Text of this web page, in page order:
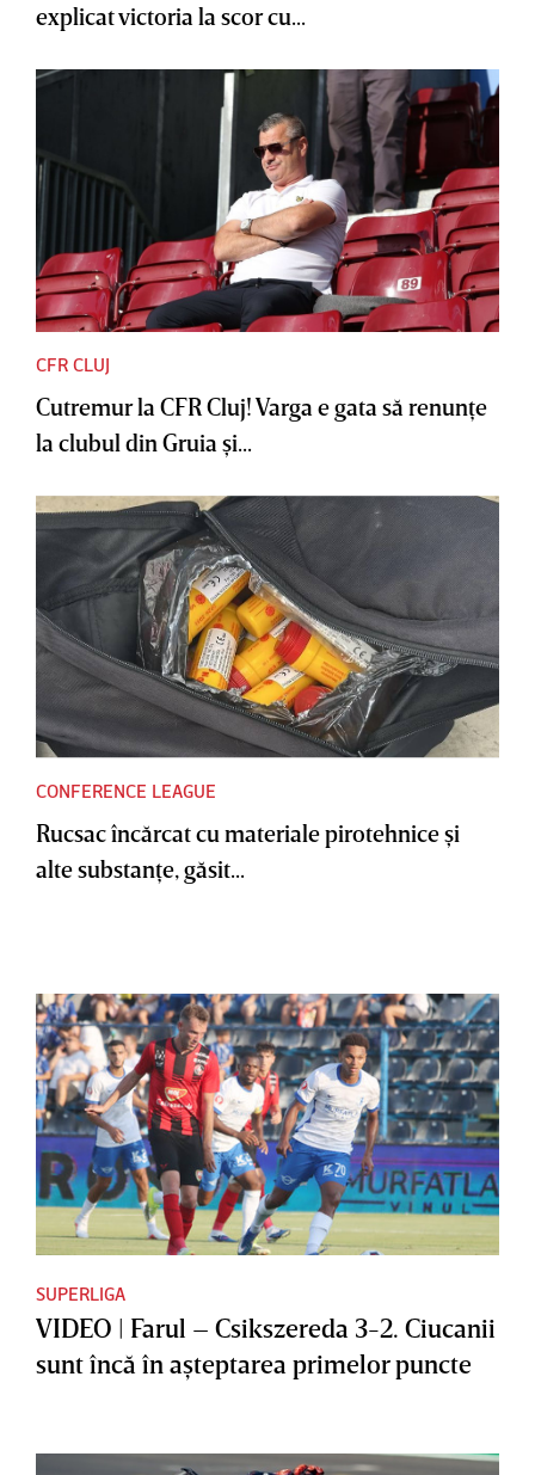
explicat victoria la scor cu...
CFR CLUJ
Cutremur la CFR Cluj! Varga e gata să renunţe
la clubul din Gruia şi...
CONFERENCE LEAGUE
Rucsac încărcat cu materiale pirotehnice şi
alte substanţe, găsit...
SUPERLIGA
VIDEO | Farul – Csikszereda 3-2. Ciucanii
sunt încă în aşteptarea primelor puncte